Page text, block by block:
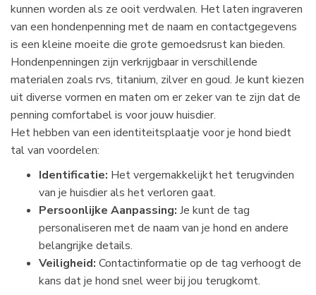
kunnen worden als ze ooit verdwalen. Het laten ingraveren
van een hondenpenning met de naam en contactgegevens
is een kleine moeite die grote gemoedsrust kan bieden.
Hondenpenningen zijn verkrijgbaar in verschillende
materialen zoals rvs, titanium, zilver en goud. Je kunt kiezen
uit diverse vormen en maten om er zeker van te zijn dat de
penning comfortabel is voor jouw huisdier.
Het hebben van een identiteitsplaatje voor je hond biedt
tal van voordelen:
Identificatie: Het vergemakkelijkt het terugvinden
van je huisdier als het verloren gaat.
Persoonlijke Aanpassing: Je kunt de tag
personaliseren met de naam van je hond en andere
belangrijke details.
Veiligheid: Contactinformatie op de tag verhoogt de
kans dat je hond snel weer bij jou terugkomt.